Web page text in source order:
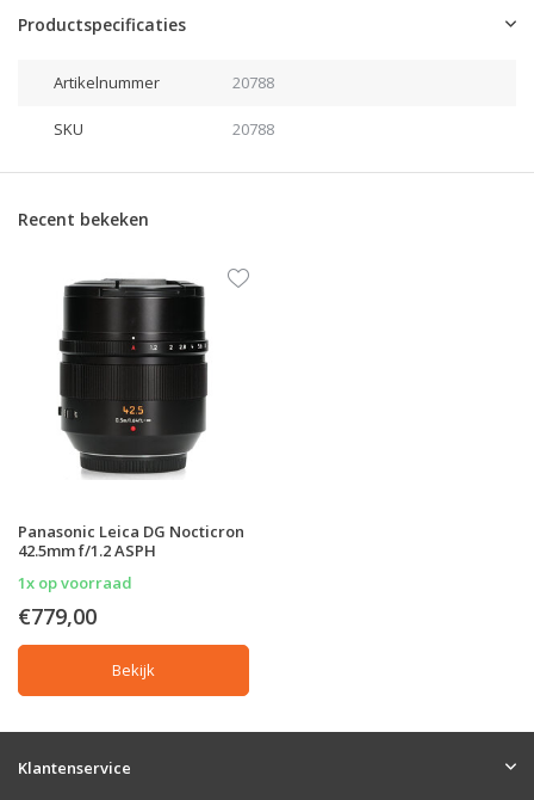
Productspecificaties
Artikelnummer 20788
SKU 20788
Recent bekeken
Panasonic Leica DG Nocticron
42.5mm f/1.2 ASPH
1x op voorraad
€779,00
Bekijk
Klantenservice